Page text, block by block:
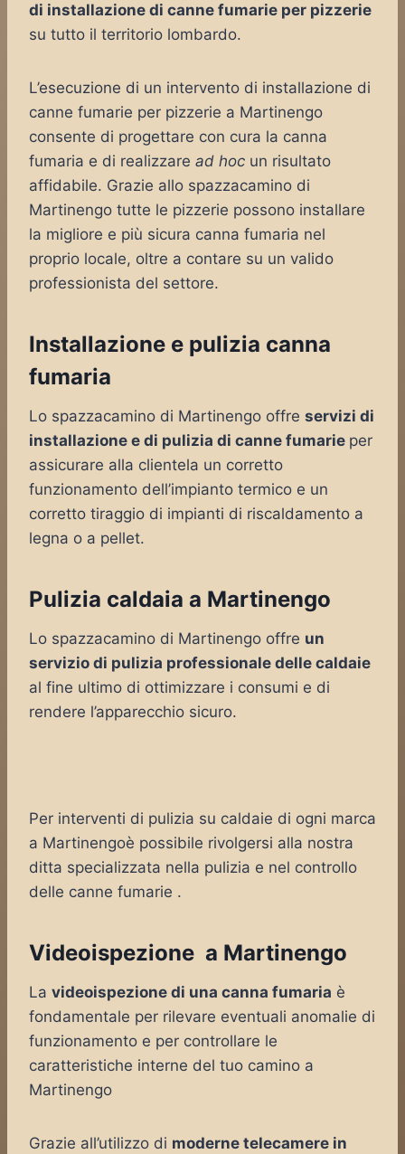
di installazione di canne fumarie per pizzerie
su tutto il territorio lombardo.
L’esecuzione di un intervento di installazione di
canne fumarie per pizzerie a Martinengo
consente di progettare con cura la canna
fumaria e di realizzare ad hoc un risultato
affidabile. Grazie allo spazzacamino di
Martinengo tutte le pizzerie possono installare
la migliore e più sicura canna fumaria nel
proprio locale, oltre a contare su un valido
professionista del settore.
Installazione e pulizia canna
fumaria
Lo spazzacamino di Martinengo offre servizi di
installazione e di pulizia di canne fumarie per
assicurare alla clientela un corretto
funzionamento dell’impianto termico e un
corretto tiraggio di impianti di riscaldamento a
legna o a pellet.
Pulizia caldaia a Martinengo
Lo spazzacamino di Martinengo offre un
servizio di pulizia professionale delle caldaie
al fine ultimo di ottimizzare i consumi e di
rendere l’apparecchio sicuro.
Per interventi di pulizia su caldaie di ogni marca
a Martinengoè possibile rivolgersi alla nostra
ditta specializzata nella pulizia e nel controllo
delle canne fumarie .
Videoispezione a Martinengo
La videoispezione di una canna fumaria è
fondamentale per rilevare eventuali anomalie di
funzionamento e per controllare le
caratteristiche interne del tuo camino a
Martinengo
Grazie all’utilizzo di moderne telecamere in